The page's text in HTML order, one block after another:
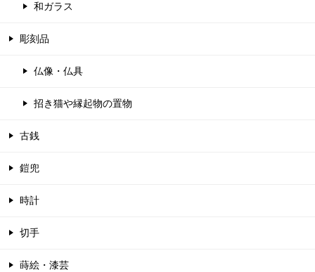
和ガラス
彫刻品
仏像・仏具
招き猫や縁起物の置物
古銭
鎧兜
時計
切手
蒔絵・漆芸